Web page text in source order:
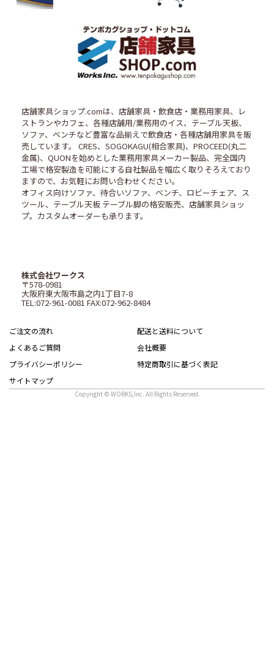
店舗家具ショップ.comは、店舗家具・飲食店・業務用家具、レ
ストランやカフェ、各種店舗用/業務用のイス、テーブル天板、
ソファ、ベンチなど豊富な品揃えで飲食店・各種店舗用家具を販
売しています。 CRES、SOGOKAGU(相合家具)、PROCEED(丸二
金属)、QUONを始めとした業務用家具メーカー製品、完全国内
工場で格安製造を可能にする自社製品を幅広く取りそろえており
ますので、お気軽にお問い合わせください。
オフィス向けソファ、待合いソファ、ベンチ、ロビーチェア、ス
ツール、テーブル天板 テーブル脚の格安販売、店舗家具ショッ
プ。カスタムオーダーも承ります。
株式会社ワークス
〒578-0981
大阪府東大阪市島之内1丁目7-8
TEL:072-961-0081 FAX:072-962-8484
ご注文の流れ
配送と送料について
よくあるご質問
会社概要
プライバシーポリシー
特定商取引に基づく表記
サイトマップ
Copyright © WORKS,Inc. All Rights Reserved.